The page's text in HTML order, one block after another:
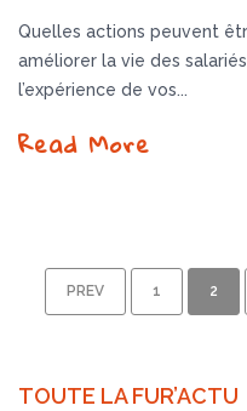
Quelles actions peuvent
améliorer la vie des
l’expérience de vos...
Read More
PREV 1 2
TOUTE LA FUR’ACTU